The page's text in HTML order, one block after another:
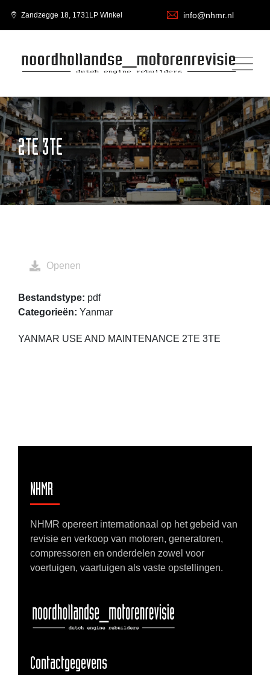
Zandzegge 18, 1731LP Winkel info@nhmr.nl
2TE 3TE
YANMAR USE AND MAINTENANCE 2TE 3TE
Openen
Bestandstype: pdf
Categorieën: Yanmar
NHMR
NHMR opereert internationaal op het gebeid van
revisie en verkoop van motoren, generatoren,
compressoren en onderdelen zowel voor
voertuigen, vaartuigen als vaste opstellingen.
Contactgegevens